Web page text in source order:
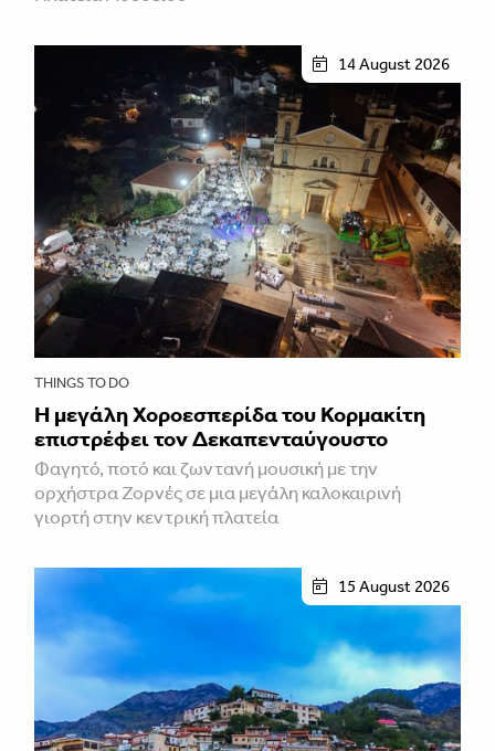
14 August 2026
THINGS TO DO
Η μεγάλη Χοροεσπερίδα του Κορμακίτη
επιστρέφει τον Δεκαπενταύγουστο
Φαγητό, ποτό και ζωντανή μουσική με την
ορχήστρα Ζορνές σε μια μεγάλη καλοκαιρινή
γιορτή στην κεντρική πλατεία
15 August 2026